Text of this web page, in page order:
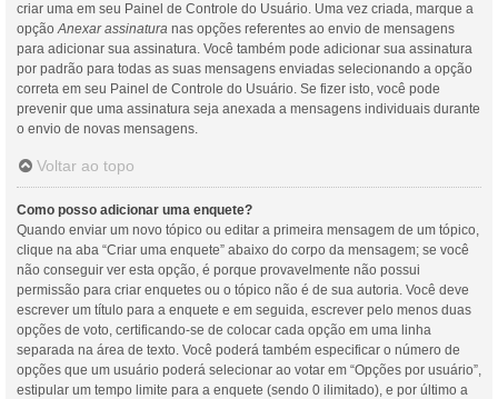
criar uma em seu Painel de Controle do Usuário. Uma vez criada, marque a
opçãoAnexar assinatura nas opções referentes ao envio de mensagens
para adicionar sua assinatura. Você também pode adicionar sua assinatura
por padrão para todas as suas mensagens enviadas selecionando a opção
correta em seu Painel de Controle do Usuário. Se fizer isto, você pode
prevenir que uma assinatura seja anexada a mensagens individuais durante
o envio de novas mensagens.
Voltar ao topo
Como posso adicionar uma enquete?
Quando enviar um novo tópico ou editar a primeira mensagem de um tópico,
clique na aba “Criar uma enquete” abaixo do corpo da mensagem; se você
não conseguir ver esta opção, é porque provavelmente não possui
permissão para criar enquetes ou o tópico não é de sua autoria. Você deve
escrever um título para a enquete e em seguida, escrever pelo menos duas
opções de voto, certificando-se de colocar cada opção em uma linha
separada na área de texto. Você poderá também especificar o número de
opções que um usuário poderá selecionar ao votar em “Opções por usuário”,
estipular um tempo limite para a enquete (sendo 0 ilimitado), e por último a